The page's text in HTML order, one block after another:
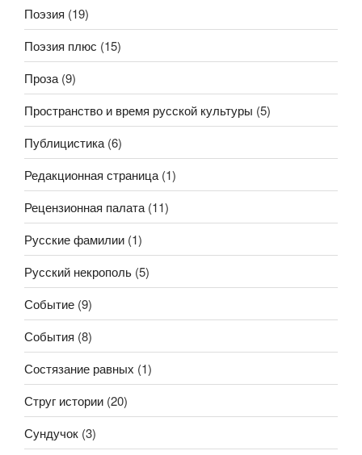
Поэзия (19)
Поэзия плюс (15)
Проза (9)
Пространство и время русской культуры (5)
Публицистика (6)
Редакционная страница (1)
Рецензионная палата (11)
Русские фамилии (1)
Русский некрополь (5)
Событие (9)
События (8)
Состязание равных (1)
Струг истории (20)
Сундучок (3)